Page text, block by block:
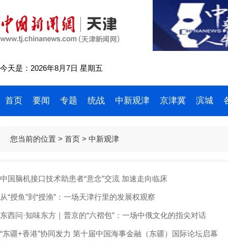
今天是：2026年8月7日 星期五
首页 要闻 专题 统战 中新观津 京津冀 滨城
您当前的位置 > 首页 > 中新观津
中国脑机接口技术助患者“意念”交流 加速走向临床
从“授鱼”到“授渔”：一场天津行里的发展权观察
东西问·知味东方｜普京的“六褶包”：一场中俄文化的指尖对话
“东疆+香港”协同发力 第十届中国海事金融（东疆）国际论坛启幕